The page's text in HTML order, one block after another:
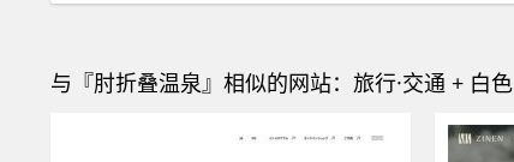
与『肘折叠温泉』相似的网站：旅行·交通 + 白色